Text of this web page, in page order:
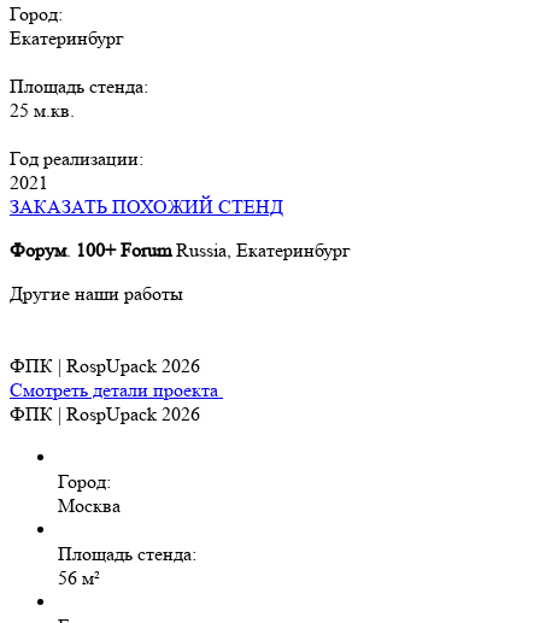
Город:
Екатеринбург
Площадь стенда:
25 м.кв.
Год реализации:
2021
ЗАКАЗАТЬ ПОХОЖИЙ СТЕНД
Форум. 100+ ForumRussia, Екатеринбург
Другие наши работы
ФПК | RospUpack 2026
Смотреть детали проекта
ФПК | RospUpack 2026
Город:
Москва
Площадь стенда:
56 м²